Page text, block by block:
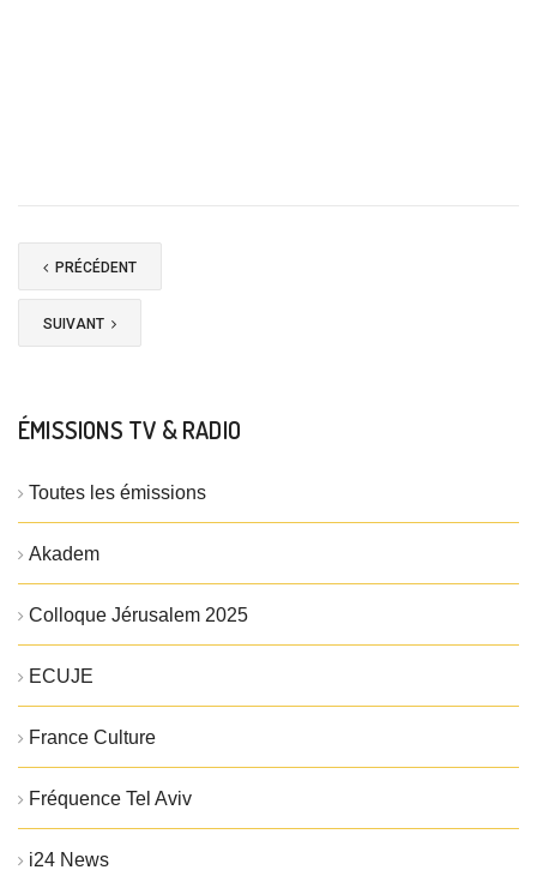
PRÉCÉDENT
SUIVANT
ÉMISSIONS TV & RADIO
Toutes les émissions
Akadem
Colloque Jérusalem 2025
ECUJE
France Culture
Fréquence Tel Aviv
i24 News